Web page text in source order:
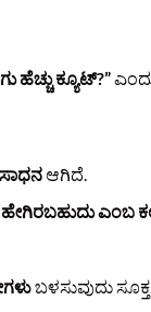
ಹೆಚ್ಚು ಕ್ಯೂಟ್?”
ಆಗಿದೆ.
ಎಂಬ
ಬಳಸುವುದು